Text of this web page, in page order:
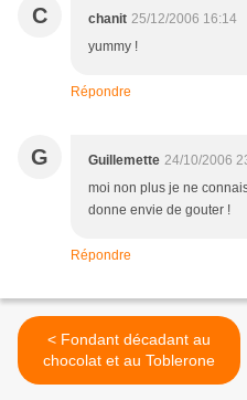
C chanit 25/12/2006 16:14
yummy !
Répondre
G Guillemette 24/10/2006
moi non plus je ne
donne envie de gouter !
Répondre
< Fondant décadant au
chocolat et au Toblerone